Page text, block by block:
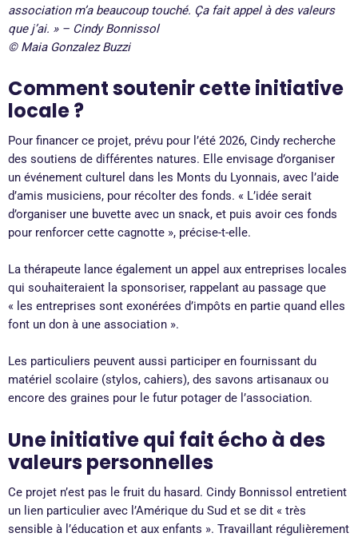
association m’a beaucoup touché. Ça fait appel à des valeurs
que j’ai. » – Cindy Bonnissol
© Maia Gonzalez Buzzi
Comment soutenir cette initiative
locale ?
Pour financer ce projet, prévu pour l’été 2026, Cindy recherche
des soutiens de différentes natures. Elle envisage d’organiser
un événement culturel dans les Monts du Lyonnais, avec l’aide
d’amis musiciens, pour récolter des fonds. « L’idée serait
d’organiser une buvette avec un snack, et puis avoir ces fonds
pour renforcer cette cagnotte », précise-t-elle.
La thérapeute lance également un appel aux entreprises locales
qui souhaiteraient la sponsoriser, rappelant au passage que
« les entreprises sont exonérées d’impôts en partie quand elles
font un don à une association ».
Les particuliers peuvent aussi participer en fournissant du
matériel scolaire (stylos, cahiers), des savons artisanaux ou
encore des graines pour le futur potager de l’association.
Une initiative qui fait écho à des
valeurs personnelles
Ce projet n’est pas le fruit du hasard. Cindy Bonnissol entretient
un lien particulier avec l’Amérique du Sud et se dit « très
sensible à l’éducation et aux enfants ». Travaillant régulièrement